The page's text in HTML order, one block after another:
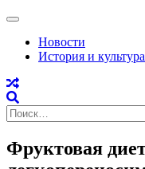
Новости
История и культура
Найти:
Фруктовая